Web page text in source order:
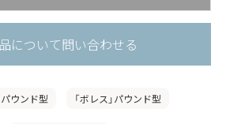
について問い合わせる
パウンド型 「ボレス」パウンド型